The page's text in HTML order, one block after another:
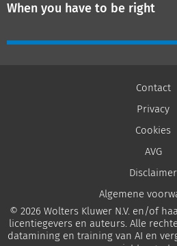
When you have to be right
Contact
Privacy
Cookies
AVG
Disclaimer
Algemene
© 2026 Wolters Kluwer N.V. en/of
licentiegevers en auteurs. Alle
datamining en training van AI en